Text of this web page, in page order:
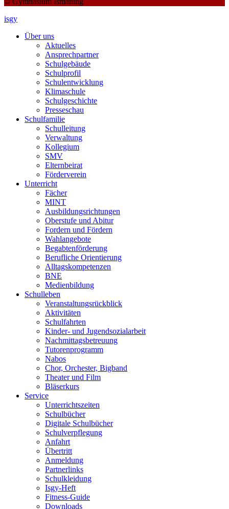
isgy
Über uns
Aktuelles
Ansprechpartner
Schulgebäude
Schulprofil
Schulentwicklung
Klimaschule
Schulgeschichte
Presseschau
Schulfamilie
Schulleitung
Verwaltung
Kollegium
SMV
Elternbeirat
Förderverein
Unterricht
Fächer
MINT
Ausbildungsrichtungen
Oberstufe und Abitur
Fordern und Fördern
Wahlangebote
Begabtenförderung
Berufliche Orientierung
Alltagskompetenzen
BNE
Medienbildung
Schulleben
Veranstaltungsrückblick
Aktivitäten
Schulfahrten
Kinder- und Jugendsozialarbeit
Nachmittagsbetreuung
Tutorenprogramm
Nabos
Chor, Orchester, Bigband
Theater und Film
Bläserkurs
Service
Unterrichtszeiten
Schulbücher
Digitale Schulbücher
Schulverpflegung
Anfahrt
Übertritt
Anmeldung
Partnerlinks
Schulkleidung
Isgy-Heft
Fitness-Guide
Downloads